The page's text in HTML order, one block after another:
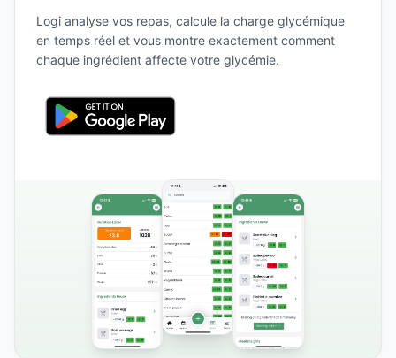
Logi analyse vos repas, calcule la charge glycémique
en temps réel et vous montre exactement comment
chaque ingrédient affecte votre glycémie.